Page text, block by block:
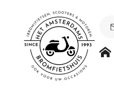
Beste bezoeker, wegens